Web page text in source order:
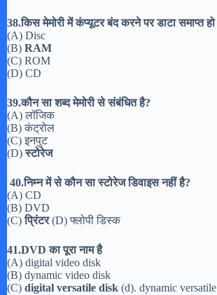
38.किस मेमोरी में कंप्यूटर बंद करने पर डाटा समाप्त हो
(A) Disc
(B) RAM
(C) ROM
(D) CD
39.कौन सा शब्द मेमोरी से संबंधित है?
(A) लॉजिक
(B) कंट्रोल
(C) इनपुट
(D)स्टोरेज
40.निम्न में से कौन सा स्टोरेज डिवाइस नहीं है?
(A) CD
(B) DVD
(C)प्रिंटर(D) फ्लोपी डिस्क
41.DVD का पूरा नाम है
(A) digital video disk
(B) dynamic video disk
(C) digital versatile disk (d). dynamic